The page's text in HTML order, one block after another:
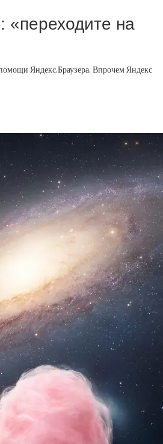
«переходите на
помощи Яндекс.Браузера. Впрочем Яндекс